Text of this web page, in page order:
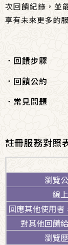
次回饋紀錄，並
享有未來更多的
． 回饋步驟
． 回饋公約
． 常見問題
註冊服務對照
瀏覽
線
回應其他使用
對其他回饋
瀏覽